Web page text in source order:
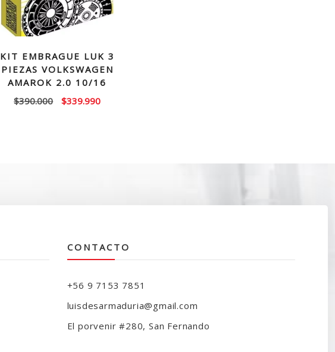
KIT EMBRAGUE LUK 3
PIEZAS VOLKSWAGEN
AMAROK 2.0 10/16
$390.000
El
$339.990El
CONTACTO
+56 9 7153 7851
luisdesarmaduria@gmail.com
El porvenir #280, San Fernando